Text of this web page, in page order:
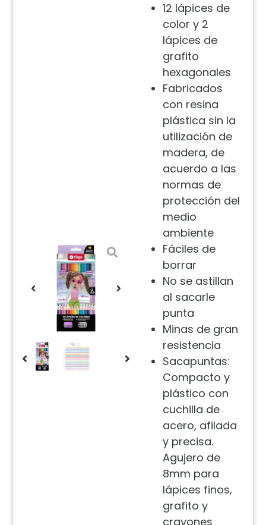
12 lápices de
color y 2
lápices de
grafito
hexagonales
Fabricados
con resina
plástica sin la
utilización de
madera, de
acuerdo a las
normas de
protección del
medio
ambiente
Fáciles de
borrar
No se astillan
al sacarle
punta
Minas de gran
resistencia
Sacapuntas:
Compacto y
plástico con
cuchilla de
acero, afilada
y precisa.
Agujero de
8mm para
lápices finos,
grafito y
crayones